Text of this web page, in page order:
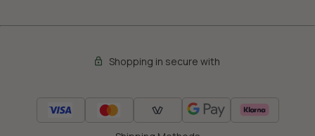
Shopping in secure with